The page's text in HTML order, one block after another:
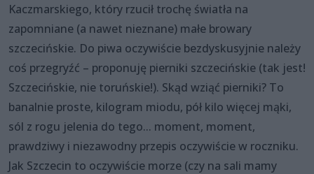
Kaczmarskiego, który rzucił trochę światła na
zapomniane (a nawet nieznane) małe browary
szczecińskie. Do piwa oczywiście bezdyskusyjnie należy
coś przegryźć – proponuję pierniki szczecińskie (tak jest!
Szczecińskie, nie toruńskie!). Skąd wziąć pierniki? To
banalnie proste, kilogram miodu, pół kilo więcej mąki,
sól z rogu jelenia do tego... moment, moment,
prawdziwy i niezawodny przepis oczywiście w roczniku.
Jak Szczecin to oczywiście morze (czy na sali mamy